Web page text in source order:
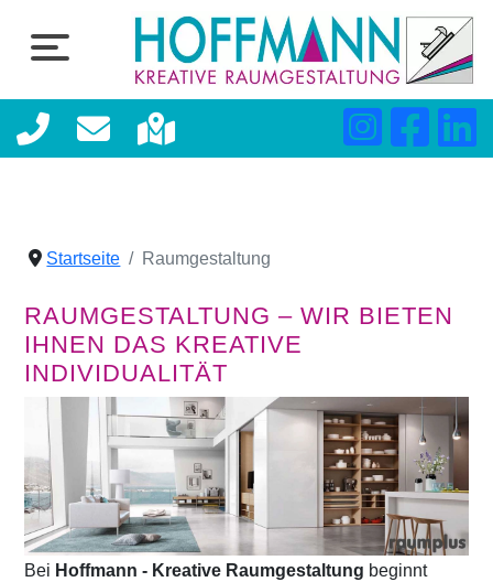
Startseite Raumgestaltung
RAUMGESTALTUNG – WIR BIETEN
IHNEN DAS KREATIVE
INDIVIDUALITÄT
Bei Hoffmann - Kreative Raumgestaltung beginnt